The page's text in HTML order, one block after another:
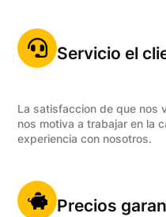
Servicio el
La satisfaccion de que nos
nos motiva a trabajar en la
experiencia con nosotros.
Precios